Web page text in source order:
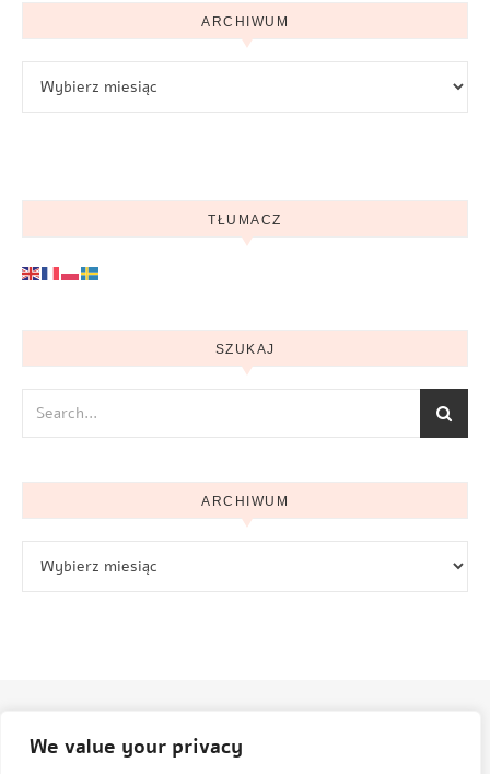
We value your privacy
ARCHIWUM
TŁUMACZ
SZUKAJ
ARCHIWUM
© Aneta Grenda Życie i podróże